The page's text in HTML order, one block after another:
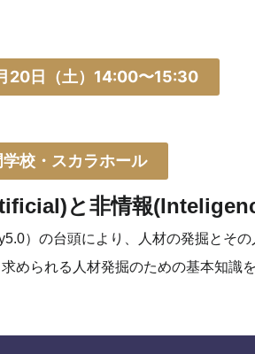
20日（土）14:00〜15:30
校・スカラホール
と非情報
）の台頭により、人材の発掘とそ
められる人材発掘のための基本知識